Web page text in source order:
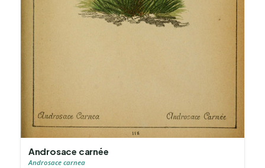
Androsace carnée
Androsace carnea